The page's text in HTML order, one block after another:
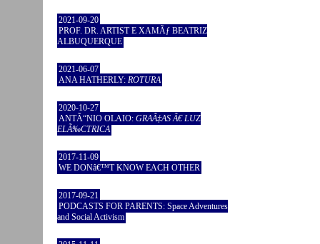
2021-09-20
PROF. DR. ARTIST E XAMÃƒ BEATRIZ
ALBUQUERQUE
2021-06-07
ANA HATHERLY: ROTURA
2020-10-27
ANTÃ“NIO OLAIO: GRAÃ‡AS Ã€ LUZ
ELÃ‰CTRICA
2017-11-09
WE DONâ€™T KNOW EACH OTHER
2017-09-21
PODCASTS FOR PARENTS: Space Adventures
and Social Activism